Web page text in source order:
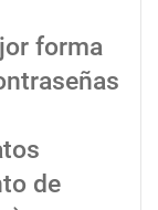
forma
de